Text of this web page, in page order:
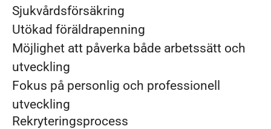
Sjukvårdsförsäkring
Utökad föräldrapenning
Möjlighet att påverka både arbetssätt och
utveckling
Fokus på personlig och professionell
utveckling
Rekryteringsprocess